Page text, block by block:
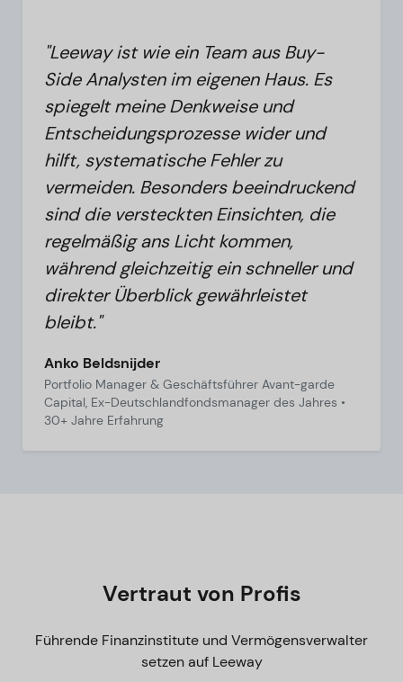
"Leeway ist wie ein Team aus Buy-
Side Analysten im eigenen Haus. Es
spiegelt meine Denkweise und
Entscheidungsprozesse wider und
hilft, systematische Fehler zu
vermeiden. Besonders beeindruckend
sind die versteckten Einsichten, die
regelmäßig ans Licht kommen,
während gleichzeitig ein schneller und
direkter Überblick gewährleistet
bleibt."
Anko Beldsnijder
Portfolio Manager & Geschäftsführer Avant-garde
Capital, Ex-Deutschlandfondsmanager des Jahres •
30+ Jahre Erfahrung
Vertraut von Profis
Führende Finanzinstitute und Vermögensverwalter
setzen auf Leeway